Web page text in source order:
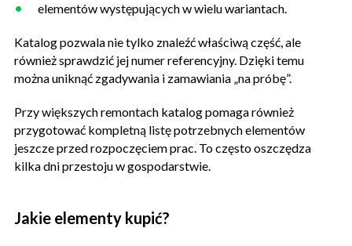
elementów występujących w wielu wariantach.
Katalog pozwala nie tylko znaleźć właściwą część, ale
również sprawdzić jej numer referencyjny. Dzięki temu
można uniknąć zgadywania i zamawiania „na próbę”.
Przy większych remontach katalog pomaga również
przygotować kompletną listę potrzebnych elementów
jeszcze przed rozpoczęciem prac. To często oszczędza
kilka dni przestoju w gospodarstwie.
Jakie elementy kupić?